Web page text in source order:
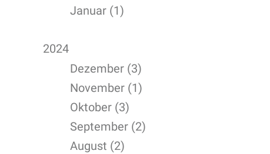
Januar (1)
2024
Dezember (3)
November (1)
Oktober (3)
September (2)
August (2)